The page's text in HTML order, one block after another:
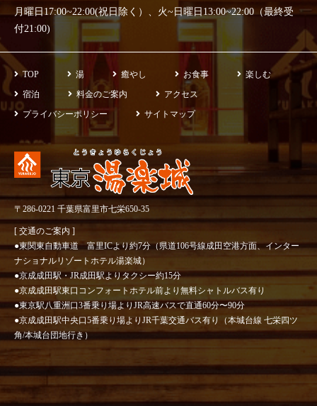
月曜日17:00~22:00(祝日除く）、火~日曜日13:00~22:00（最終受
付21:00)
TOP 湯 癒やし お食事
楽しむ
宿泊
料金のご案内
アクセス
プライバシーポリシー
サイトマップ
〒286-0221 千葉県富里市七栄650-35
[ 交通のご案内 ]
●東関東自動車道 富里ICより約7分（県道106号線成田空港方面、インター
ナショナルリゾートホテル湯楽城）
●京成成田駅・JR成田駅よりタクシー約15分
●京成成田駅東口コンフォートホテル前より無料シャトルバス有り
●東京駅八重洲口3番乗り場よりJR高速バスで直通60分〜90分
●京成成田駅中央口5番乗り場よりJR千葉交通バス有り（本城台線 七栄四ツ
角/本城台団地行き）